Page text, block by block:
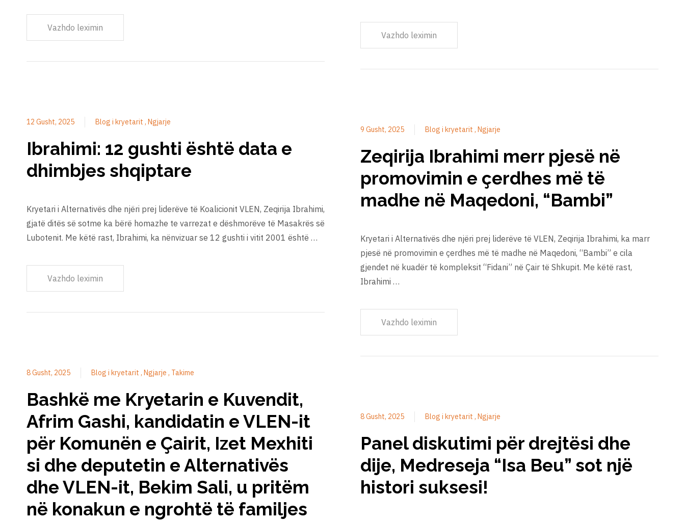
Vazhdo leximin
12 Gusht, 2025 Blog i kryetarit Ngjarje
Ibrahimi: 12 gushti është data e
dhimbjes shqiptare
Kryetari i Alternativës dhe njëri prej liderëve të Koalicionit VLEN, Zeqirija Ibrahimi,
gjatë ditës së sotme ka bërë homazhe te varrezat e dëshmorëve të Masakrës së
Lubotenit. Me këtë rast, Ibrahimi, ka nënvizuar se 12 gushti i vitit 2001 është …
Vazhdo leximin
8 Gusht, 2025 Blog i kryetarit Ngjarje Takime
Bashkë me Kryetarin e Kuvendit,
Afrim Gashi, kandidatin e VLEN-it
për Komunën e Çairit, Izet Mexhiti
si dhe deputetin e Alternativës
dhe VLEN-it, Bekim Sali, u pritëm
në konakun e ngrohtë të familjes
Vazhdo leximin
9 Gusht, 2025 Blog i kryetarit Ngjarje
Zeqirija Ibrahimi merr pjesë në
promovimin e çerdhes më të
madhe në Maqedoni, “Bambi”
Kryetari i Alternativës dhe njëri prej liderëve të VLEN, Zeqirija Ibrahimi, ka marr
pjesë në promovimin e çerdhes më të madhe në Maqedoni, “Bambi” e cila
gjendet në kuadër të kompleksit “Fidani” në Çair të Shkupit. Me këtë rast,
Ibrahimi …
Vazhdo leximin
8 Gusht, 2025 Blog i kryetarit Ngjarje
Panel diskutimi për drejtësi dhe
dije, Medreseja “Isa Beu” sot një
histori suksesi!